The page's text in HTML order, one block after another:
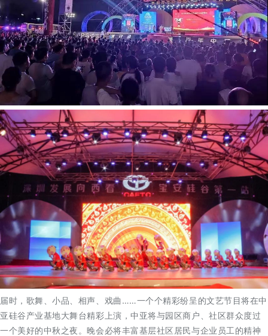
届时，歌舞、小品、相声、戏曲……一个个精彩纷呈的文艺节目将在中
亚硅谷产业基地大舞台精彩上演，中亚将与园区商户、社区群众度过
一个美好的中秋之夜。晚会必将丰富基层社区居民与企业员工的精神